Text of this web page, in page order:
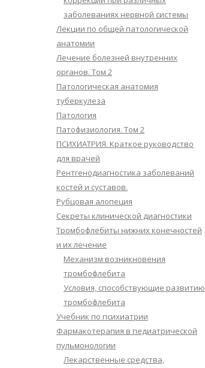
заболеваниях нервной системы
Лекции по общей патологической
анатомии
Лечение болезней внутренних
органов. Том 2
Патологическая анатомия
туберкулеза
Патология
Патофизиология. Том 2
ПСИХИАТРИЯ. Краткое руководство
для врачей
Рентгенодиагностика заболеваний
костей и суставов.
Рубцовая алопеция
Секреты клинической диагностики
Тромбофлебиты нижних конечностей
и их лечение
Механизм возникновения
тромбофлебита
Условия, способствующие развитию
тромбофлебита
Учебник по психиатрии
Фармакотерапия в педиатрической
пульмонологии
Лекарственные средства,